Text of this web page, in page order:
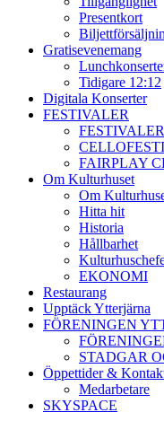
Presentkort
Gratisevenemang
Tidigare 12:12
Digitala Konserter
FESTIVALER
FESTIVALER
FAIRPLAY
Om Kulturhuset
Om
Hitta hit
Historia
Hållbarhet
EKONOMI
Restaurang
Upptäck Ytterjärna
FÖRENINGEN
STADGAR
Öppettider &
Medarbetare
SKYSPACE